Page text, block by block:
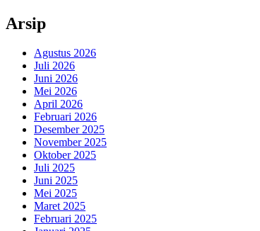
Arsip
Agustus 2026
Juli 2026
Juni 2026
Mei 2026
April 2026
Februari 2026
Desember 2025
November 2025
Oktober 2025
Juli 2025
Juni 2025
Mei 2025
Maret 2025
Februari 2025